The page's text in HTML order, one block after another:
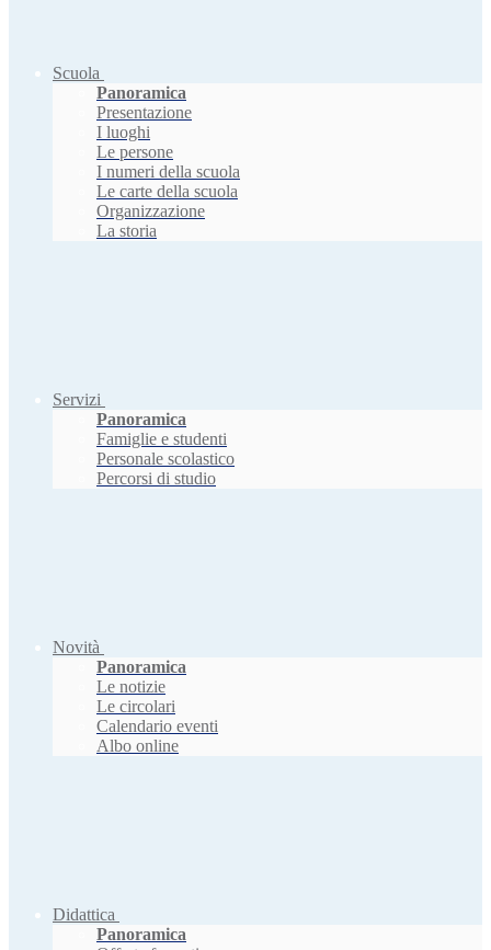
Scuola
Panoramica
Presentazione
I luoghi
Le persone
I numeri della scuola
Le carte della scuola
Organizzazione
La storia
Servizi
Panoramica
Famiglie e studenti
Personale scolastico
Percorsi di studio
Novità
Panoramica
Le notizie
Le circolari
Calendario eventi
Albo online
Didattica
Panoramica